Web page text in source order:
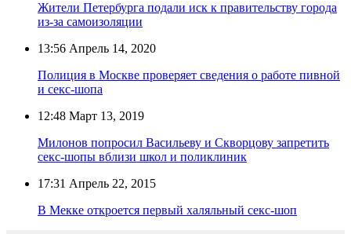
Жители Петербурга подали иск к правительству города
из-за самоизоляции
13:56 Апрель 14, 2020
Полиция в Москве проверяет сведения о работе пивной
и секс-шопа
12:48 Март 13, 2019
Милонов попросил Васильеву и Скворцову запретить
секс-шопы вблизи школ и поликлиник
17:31 Апрель 22, 2015
В Мекке откроется первый халяльный секс-шоп